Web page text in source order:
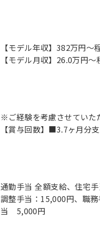
【モデル年収】382万円
【モデル月収】26.0万円
※ご経験を考慮させていた
【賞与回数】■3.7ヶ月分
通勤手当 全額支給、住宅
調整手当：15,000円、職
当 5,000円